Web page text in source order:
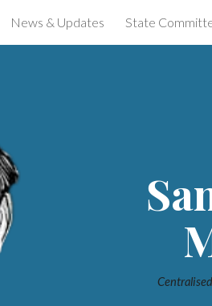
Skip to
News & Updates State